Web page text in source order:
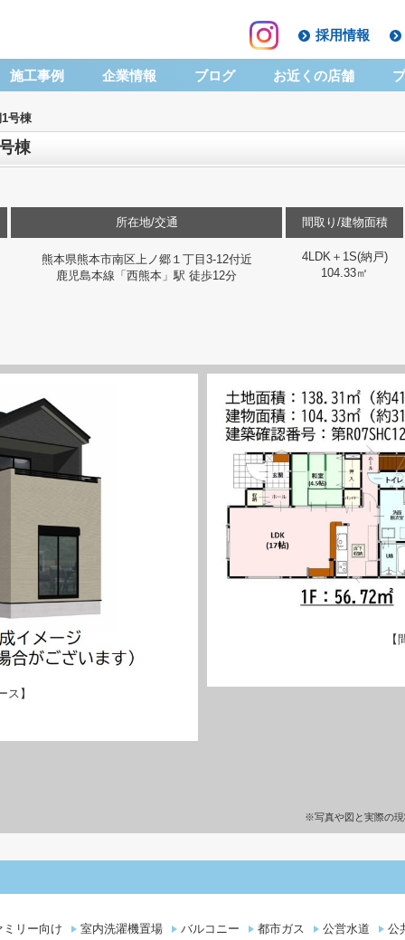
採用情報
施工事例 企業情報 ブログ お近くの店舗
号棟
棟
所在地/交通
熊本県熊本市南区上ノ郷１丁目3-12付近
鹿児島本線「西熊本」駅 徒歩12分
間取り/建物面積
4LDK＋1S(納戸)
104.33㎡
ス】
【
※写真や図と実際の
ミリー向け 室内洗濯機置場 バルコニー 都市ガス 公営水道
公